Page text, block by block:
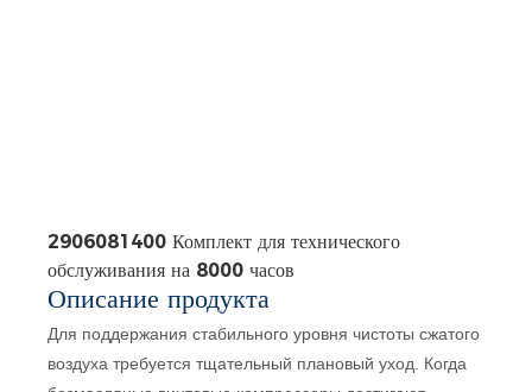
2906081400 Комплект для технического
обслуживания на 8000 часов
Описание продукта
Для поддержания стабильного уровня чистоты сжатого
воздуха требуется тщательный плановый уход. Когда